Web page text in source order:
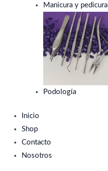
Manicura y pedicura
Podología
Inicio
Shop
Contacto
Nosotros